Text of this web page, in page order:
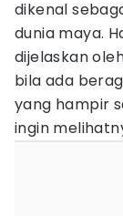
dikenal
dunia maya.
dijelaskan
bila ada
yang hampir
ingin